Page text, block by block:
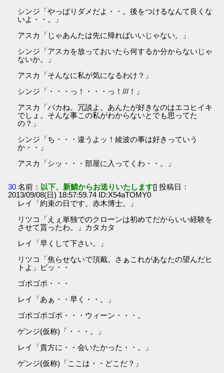
シンジ「やっぱりダメだよ・・。後をつけるなんて良くな
いよ・・。」
アスカ「じゃあんたは先に帰ればいいじゃない。」
シンジ「アスカを放っておいたら何するか分からないじゃ
ないか。」
アスカ「そんなに私が気になるわけ？」
シンジ「・・・っ！・・・っ！///！」
アスカ「バカね。冗談よ。あんたが好きなのはエコヒイキ
でしょ。そんな事この私がわからないとでも思ってた
の？」
シンジ「ち・・・違うよッ！綾波の事は好きっていう
か・・」
アスカ「シッ・・・部屋に入ってくわ・・。」
30 名前： 以下、新鯖からお送りいたします[] 投稿日：
2013/09/08(日) 18:57:59.74 ID:X54aTOMY0
レイ「約束の日です。赤木博士。」
リツコ「えぇ単独でのクローンは初めてだからいい経験を
させて貰ったわ。」カタカタ
レイ「早くして下さい。」
リツコ「焦らせないで頂戴。さぁこれがあなたの望んだヒ
トよ」ピッ・・
ゴポゴポ・・・
レイ「あぁ・・早く・・。」
ゴポゴポゴポ・・・ウィーン・・・。
ゲンジ(仮称)「・・・。」
レイ「貴方に・・会いたかった・・。」
ゲンジ(仮称)「ここは・・どこだ？」